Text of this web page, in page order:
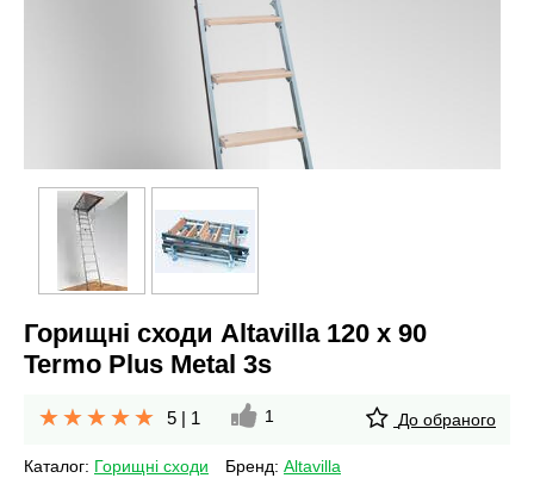
Горищні сходи Altavilla 120 х 90
Termo Plus Metal 3s
5 | 1 1 До обраного
Каталог: Горищні сходи Бренд: Altavilla